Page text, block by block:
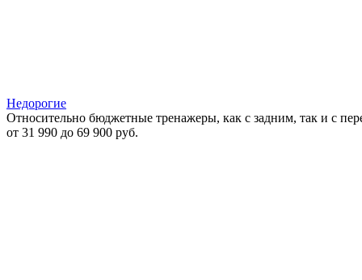
Недорогие
Относительно бюджетные тренажеры, как с задним, так и с
от 31 990 до 69 900 руб.